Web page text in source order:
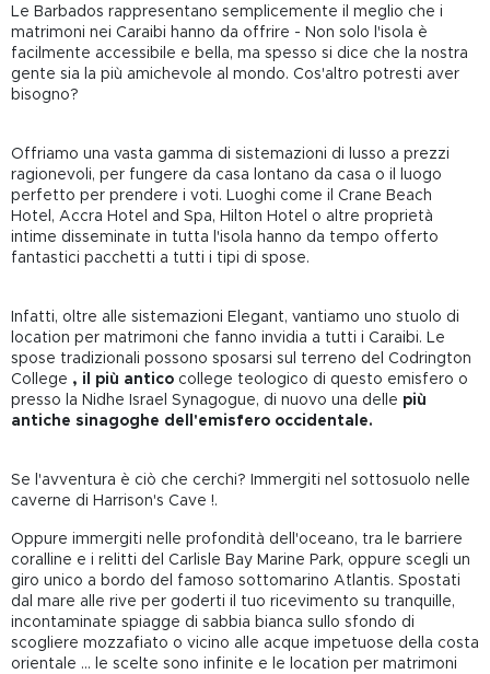
Le Barbados rappresentano semplicemente il meglio che i
matrimoni nei Caraibi hanno da offrire - Non solo l'isola è
facilmente accessibile e bella, ma spesso si dice che la nostra
gente sia la più amichevole al mondo. Cos'altro potresti aver
bisogno?
Offriamo una vasta gamma di sistemazioni di lusso a prezzi
ragionevoli, per fungere da casa lontano da casa o il luogo
perfetto per prendere i voti. Luoghi come il Crane Beach
Hotel, Accra Hotel and Spa, Hilton Hotel o altre proprietà
intime disseminate in tutta l'isola hanno da tempo offerto
fantastici pacchetti a tutti i tipi di spose.
Infatti, oltre alle sistemazioni Elegant, vantiamo uno stuolo di
location per matrimoni che fanno invidia a tutti i Caraibi. Le
spose tradizionali possono sposarsi sul terreno del Codrington
College , il più antico college teologico di questo emisfero o
presso la Nidhe Israel Synagogue, di nuovo una delle più
antiche sinagoghe dell'emisfero occidentale.
Se l'avventura è ciò che cerchi? Immergiti nel sottosuolo nelle
caverne di Harrison's Cave !.
Oppure immergiti nelle profondità dell'oceano, tra le barriere
coralline e i relitti del Carlisle Bay Marine Park, oppure scegli un
giro unico a bordo del famoso sottomarino Atlantis. Spostati
dal mare alle rive per goderti il tuo ricevimento su tranquille,
incontaminate spiagge di sabbia bianca sullo sfondo di
scogliere mozzafiato o vicino alle acque impetuose della costa
orientale ... le scelte sono infinite e le location per matrimoni